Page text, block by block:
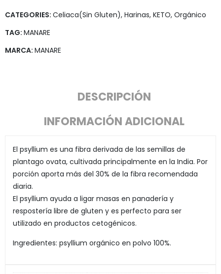
CATEGORIES: Celiaca(Sin Gluten), Harinas, KETO, Orgánico
TAG: MANARE
MARCA: MANARE
DESCRIPCIÓN
INFORMACIÓN ADICIONAL
El psyllium es una fibra derivada de las semillas de
plantago ovata, cultivada principalmente en la India. Por
porción aporta más del 30% de la fibra recomendada
diaria.
El psyllium ayuda a ligar masas en panadería y
respostería libre de gluten y es perfecto para ser
utilizado en productos cetogénicos.
Ingredientes: psyllium orgánico en polvo 100%.